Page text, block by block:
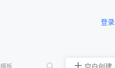
登录
空白创建